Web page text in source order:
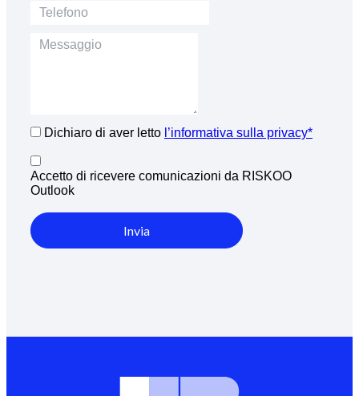
Dichiaro di aver letto l’informativa sulla privacy*
Accetto di ricevere comunicazioni da RISKOO
Outlook
Invia